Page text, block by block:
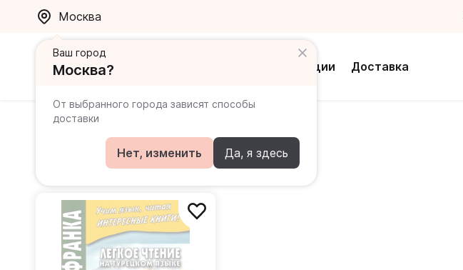
Москва
Акции Доставка
Ваш город
Москва?
От выбранного города зависят способы
доставки
Нет, изменить Да, я здесь
Мансурова Оксана Юрьевна
Книги автора